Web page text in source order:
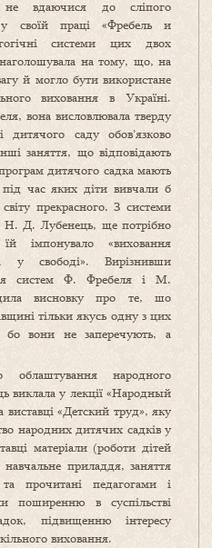
вдаючися до сліпого
своїй праці «Фребель и
системи цих двох
наголошувала на тому, що, на
й могло бути використане
виховання в Україні.
вона висловлювала тверду
саду обов’язково
заняття, що відповідають
дитячого садка мають
час яких діти вивчали б
прекрасного. З системи
Н. Д. Лубенець, ще потрібно
імпонувало «виховання
у свободі». Вирізнивши
систем Ф. Фребеля і М.
висновку про те, шо
тільки якусь одну з цих
бо вони не заперечують, а
облаштування народного
виклала у лекції «Народный
«Детский труд», яку
народних дитячих садків у
матеріали (роботи дітей
приладдя, заняття
прочитані педагогами і
поширенню в суспільстві
підвищенню інтересу
виховання.